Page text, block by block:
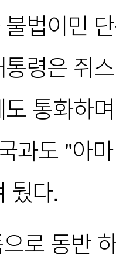
법이민
령은 쥐
통화하
과도 "아
뒀다.
로 동반